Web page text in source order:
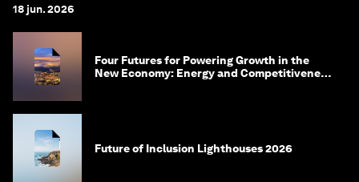
18 jun. 2026
Four Futures for Powering Growth in the
New Economy: Energy and Competitiveness
Future of Inclusion Lighthouses 2026